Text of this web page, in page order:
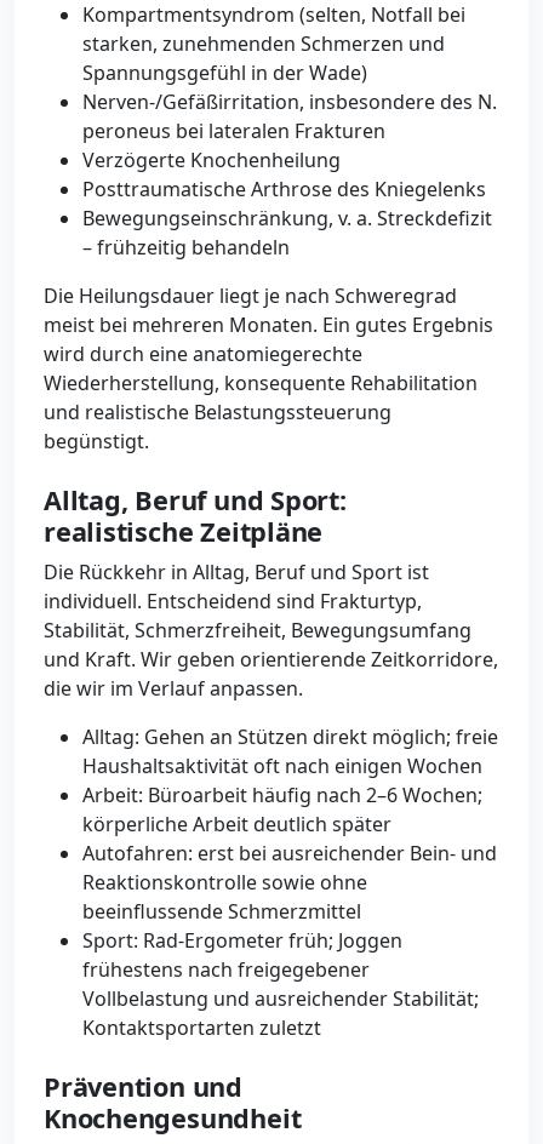
Kompartmentsyndrom (selten, Notfall bei
starken, zunehmenden Schmerzen und
Spannungsgefühl in der Wade)
Nerven-/Gefäßirritation, insbesondere des N.
peroneus bei lateralen Frakturen
Verzögerte Knochenheilung
Posttraumatische Arthrose des Kniegelenks
Bewegungseinschränkung, v. a. Streckdefizit
– frühzeitig behandeln
Die Heilungsdauer liegt je nach Schweregrad
meist bei mehreren Monaten. Ein gutes Ergebnis
wird durch eine anatomiegerechte
Wiederherstellung, konsequente Rehabilitation
und realistische Belastungssteuerung
begünstigt.
Alltag, Beruf und Sport:
realistische Zeitpläne
Die Rückkehr in Alltag, Beruf und Sport ist
individuell. Entscheidend sind Frakturtyp,
Stabilität, Schmerzfreiheit, Bewegungsumfang
und Kraft. Wir geben orientierende Zeitkorridore,
die wir im Verlauf anpassen.
Alltag: Gehen an Stützen direkt möglich; freie
Haushaltsaktivität oft nach einigen Wochen
Arbeit: Büroarbeit häufig nach 2–6 Wochen;
körperliche Arbeit deutlich später
Autofahren: erst bei ausreichender Bein- und
Reaktionskontrolle sowie ohne
beeinflussende Schmerzmittel
Sport: Rad-Ergometer früh; Joggen
frühestens nach freigegebener
Vollbelastung und ausreichender Stabilität;
Kontaktsportarten zuletzt
Prävention und
Knochengesundheit